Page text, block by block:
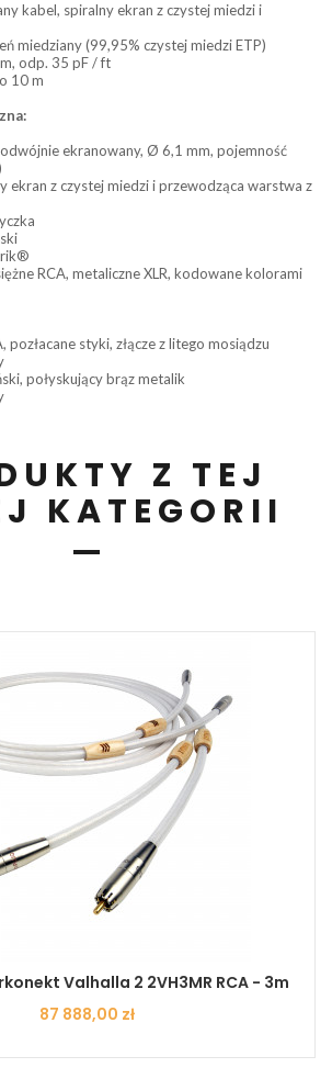
kabel, spiralny ekran z czystej miedzi i
miedziany (99,95% czystej miedzi ETP)
odp. 35 pF / ft
10 m
ekranowany, Ø 6,1 mm, pojemność
ekran z czystej miedzi i przewodząca warstwa z
RCA, metaliczne XLR, kodowane kolorami
pozłacane styki, złącze z litego mosiądzu
połyskujący brąz metalik
Z TEJ
KATEGORII
Valhalla 2 2VH3MR RCA - 3m
Cena
87 888,00 zł